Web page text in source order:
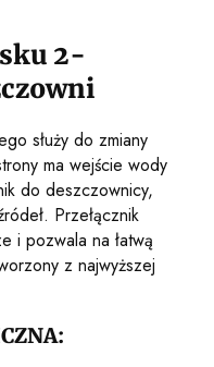
2-
służy do zmiany
ma wejście wody
do deszczownicy,
Przełącznik
i pozwala na łatwą
z najwyższej